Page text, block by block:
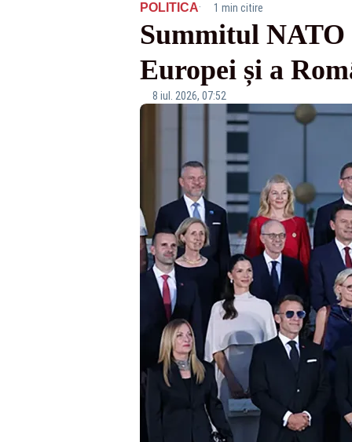
POLITICA· 1 min citire
Summitul
Europei și a
8 iul. 2026, 07:52